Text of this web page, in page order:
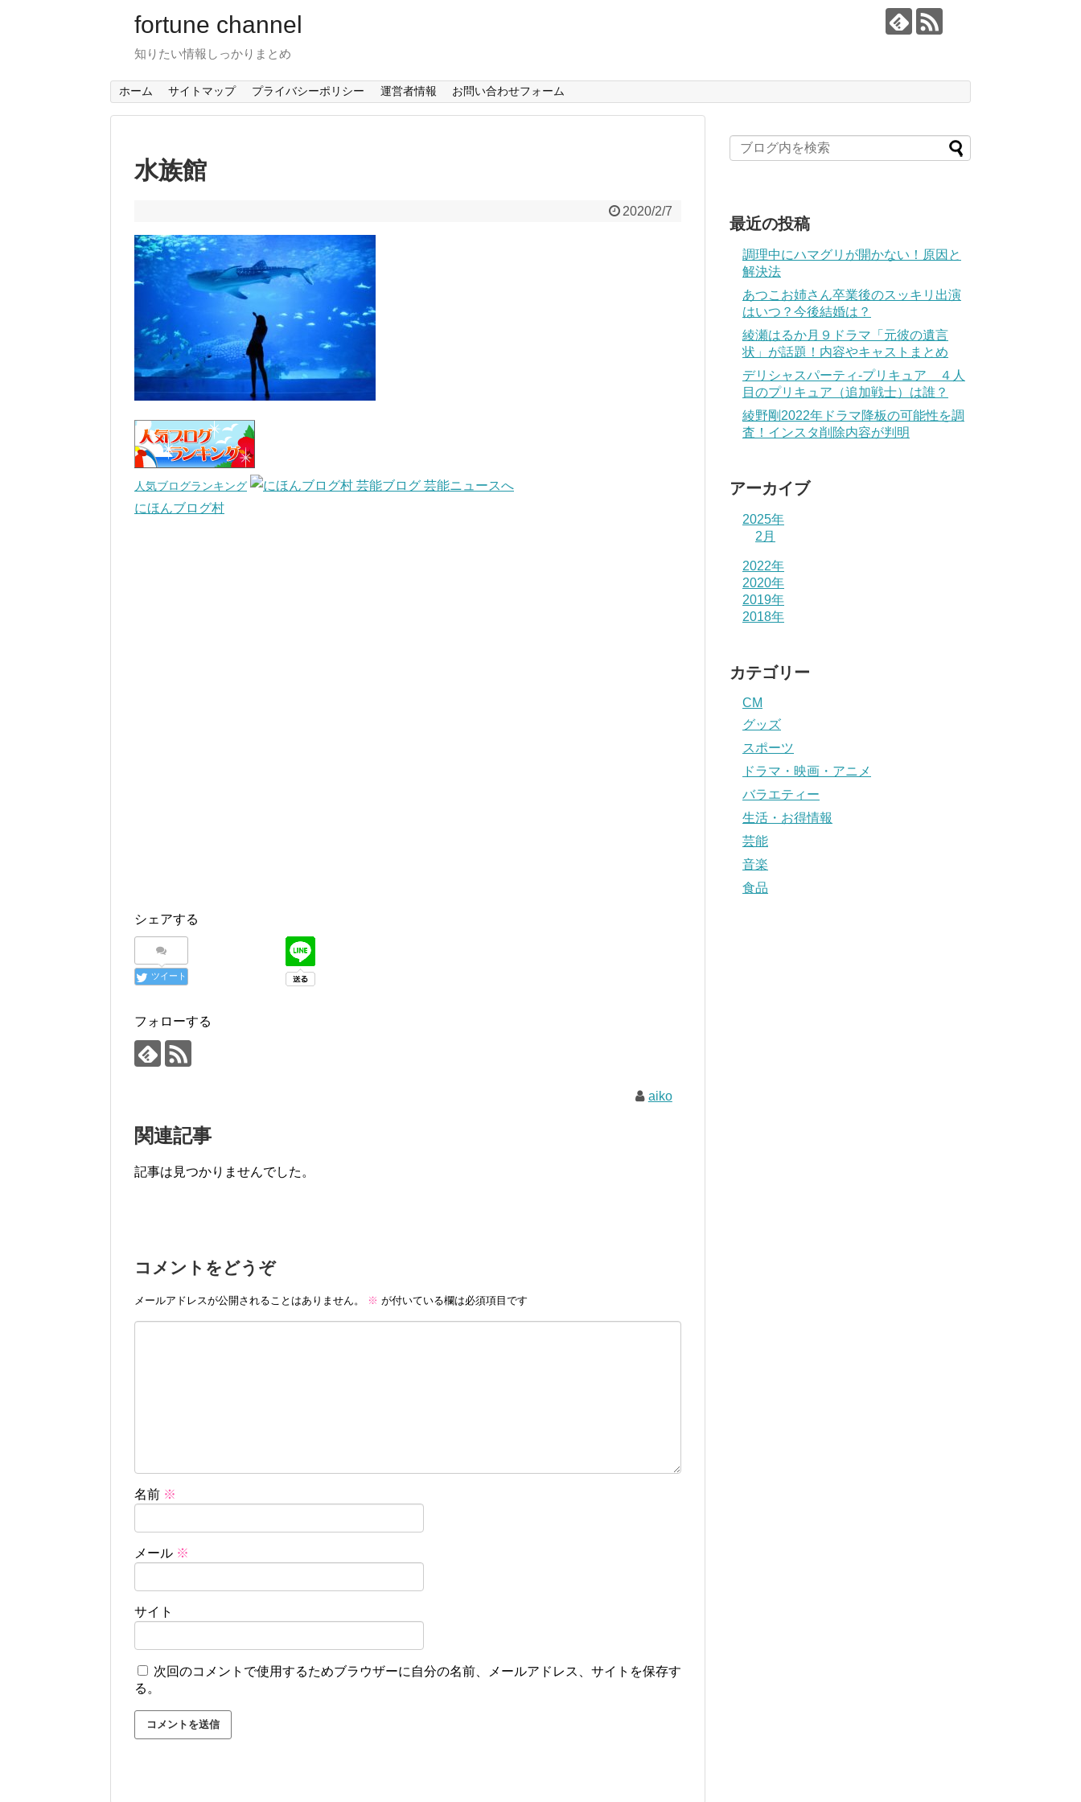
fortune channel
知りたい情報しっかりまとめ
ホーム サイトマップ プライバシーポリシー 運営者情報 お問い合わせフォーム
水族館
2020/2/7
人気ブログランキング
にほんブログ村
シェアする
ツイート
フォローする
aiko
関連記事
記事は見つかりませんでした。
コメントをどうぞ
メールアドレスが公開されることはありません。 ※ が付いている欄は必須項目です
名前 ※
メール ※
サイト
次回のコメントで使用するためブラウザーに自分の名前、メールアドレス、サイトを保存す
る。
最近の投稿
調理中にハマグリが開かない！原因と
解決法
あつこお姉さん卒業後のスッキリ出演
はいつ？今後結婚は？
綾瀬はるか月９ドラマ「元彼の遺言
状」が話題！内容やキャストまとめ
デリシャスパーティ-プリキュア ４人
目のプリキュア（追加戦士）は誰？
綾野剛2022年ドラマ降板の可能性を調
査！インスタ削除内容が判明
アーカイブ
2025年
2月
2022年
2020年
2019年
2018年
カテゴリー
CM
グッズ
スポーツ
ドラマ・映画・アニメ
バラエティー
生活・お得情報
芸能
音楽
食品